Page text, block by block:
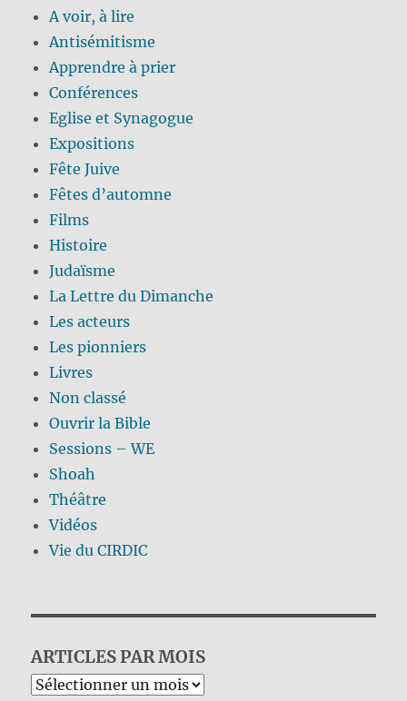
A voir, à lire
Antisémitisme
Apprendre à prier
Conférences
Eglise et Synagogue
Expositions
Fête Juive
Fêtes d’automne
Films
Histoire
Judaïsme
La Lettre du Dimanche
Les acteurs
Les pionniers
Livres
Non classé
Ouvrir la Bible
Sessions – WE
Shoah
Théâtre
Vidéos
Vie du CIRDIC
ARTICLES PAR MOIS
Archives